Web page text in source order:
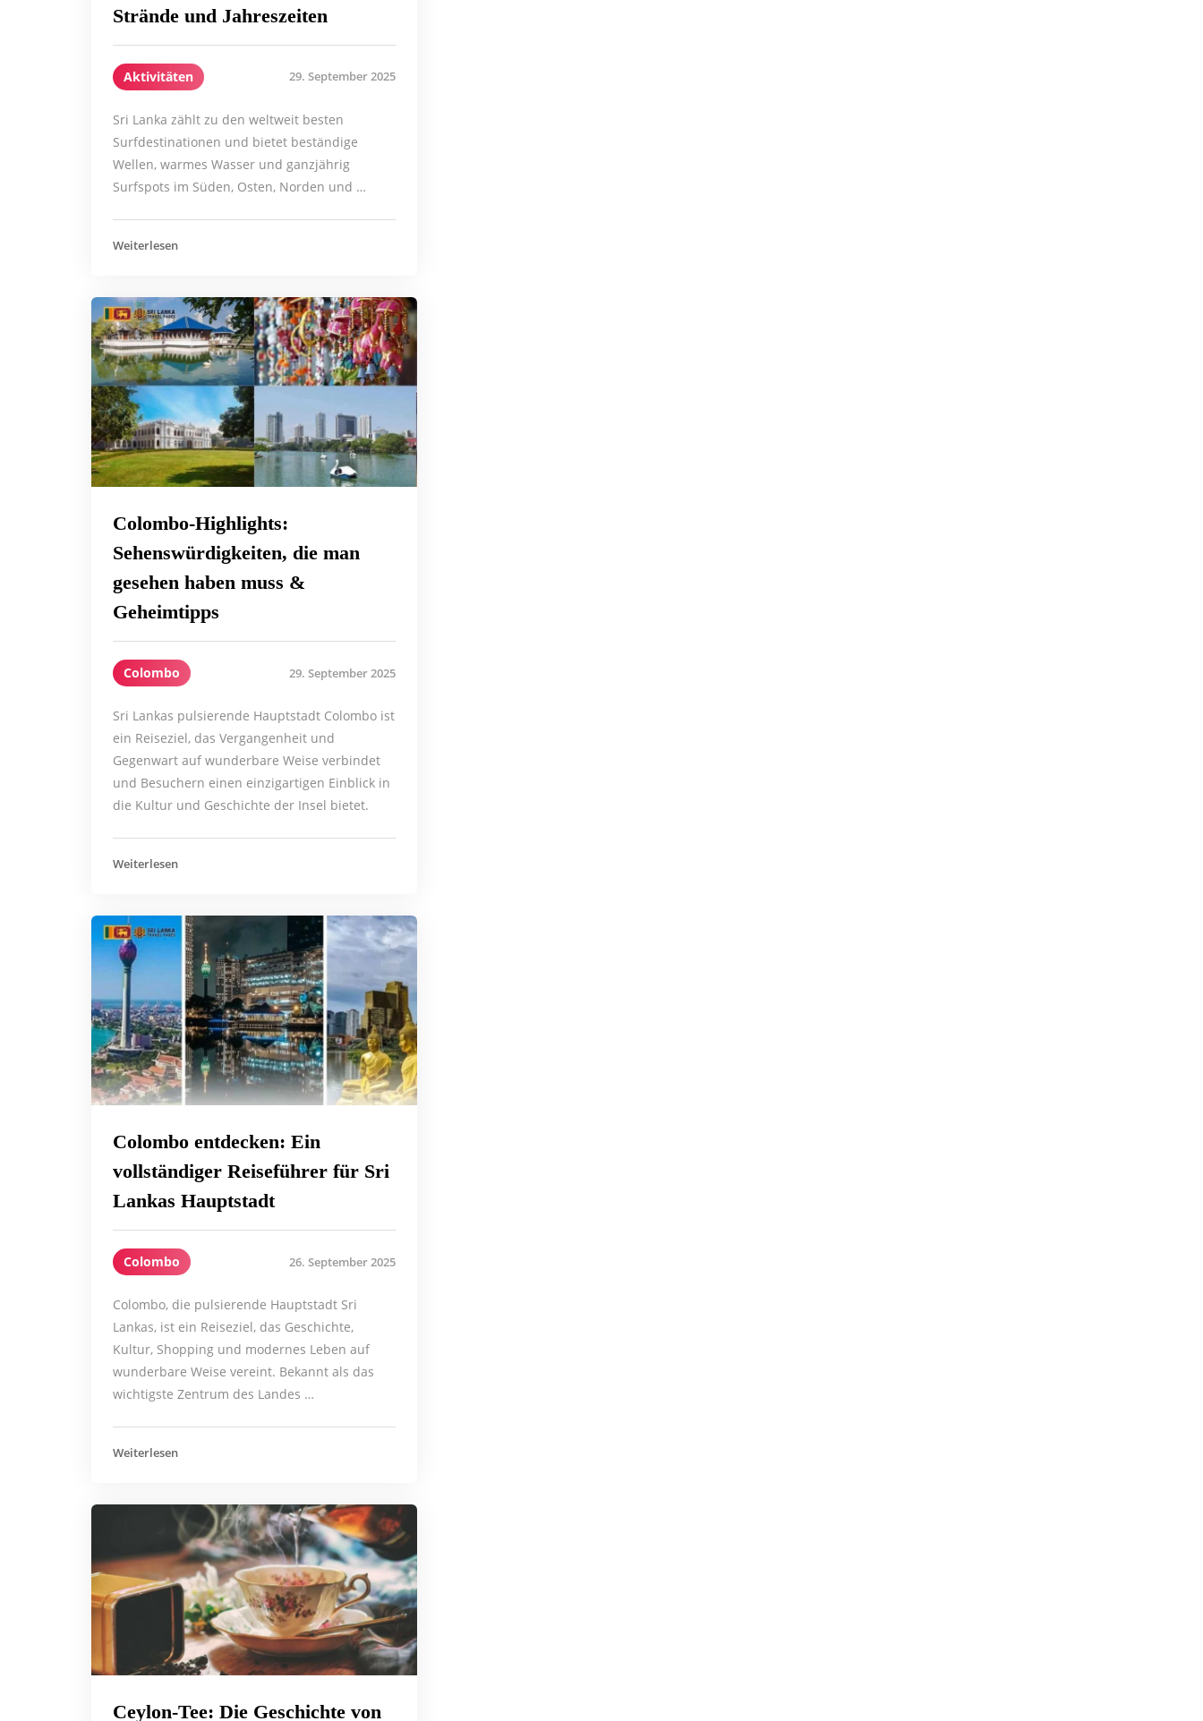
Strände und Jahreszeiten
Aktivitäten 29. September 2025
Sri Lanka zählt zu den weltweit besten
Surfdestinationen und bietet beständige
Wellen, warmes Wasser und ganzjährig
Surfspots im Süden, Osten, Norden und …
Weiterlesen
Colombo-Highlights:
Sehenswürdigkeiten, die man
gesehen haben muss &
Geheimtipps
Colombo 29. September 2025
Sri Lankas pulsierende Hauptstadt Colombo ist
ein Reiseziel, das Vergangenheit und
Gegenwart auf wunderbare Weise verbindet
und Besuchern einen einzigartigen Einblick in
die Kultur und Geschichte der Insel bietet.
Weiterlesen
Colombo entdecken: Ein
vollständiger Reiseführer für Sri
Lankas Hauptstadt
Colombo 26. September 2025
Colombo, die pulsierende Hauptstadt Sri
Lankas, ist ein Reiseziel, das Geschichte,
Kultur, Shopping und modernes Leben auf
wunderbare Weise vereint. Bekannt als das
wichtigste Zentrum des Landes …
Weiterlesen
Ceylon-Tee: Die Geschichte von